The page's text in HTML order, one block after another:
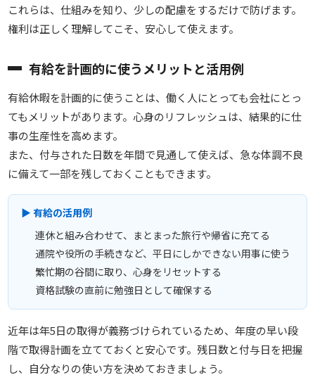
これらは、仕組みを知り、少しの配慮をするだけで防げます。
権利は正しく理解してこそ、安心して使えます。
有給を計画的に使うメリットと活用例
有給休暇を計画的に使うことは、働く人にとっても会社にとっ
てもメリットがあります。心身のリフレッシュは、結果的に仕
事の生産性を高めます。
また、付与された日数を年間で見通して使えば、急な体調不良
に備えて一部を残しておくこともできます。
▶ 有給の活用例
連休と組み合わせて、まとまった旅行や帰省に充てる
通院や役所の手続きなど、平日にしかできない用事に使う
繁忙期の谷間に取り、心身をリセットする
資格試験の直前に勉強日として確保する
近年は年5日の取得が義務づけられているため、年度の早い段
階で取得計画を立てておくと安心です。残日数と付与日を把握
し、自分なりの使い方を決めておきましょう。